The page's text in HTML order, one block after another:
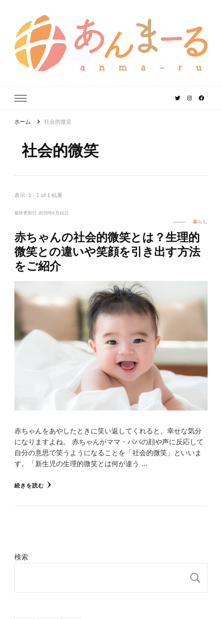
ホーム 社会的微笑
社会的微笑
表示: 1 - 1 of 1 結果
最終更新日 2025年6月16日
暮らし
赤ちゃんの社会的微笑とは？生理的
微笑との違いや笑顔を引き出す方法
をご紹介
赤ちゃんをあやしたときに笑い返してくれると、幸せな気分
になりますよね。 赤ちゃんがママ・パパの顔や声に反応して
自分の意思で笑うようになることを「社会的微笑」といいま
す。「新生児の生理的微笑とは何が違う …
続きを読む
検索